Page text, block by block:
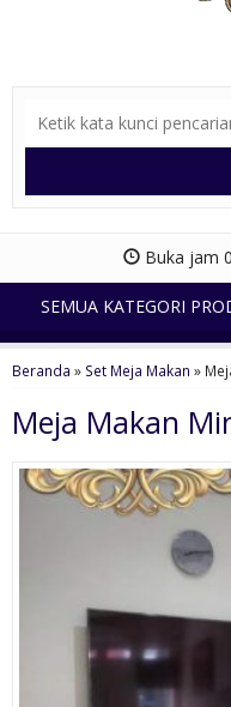
Buka jam
SEMUA KATEGORI
Beranda » Set Meja Makan »
Meja Makan